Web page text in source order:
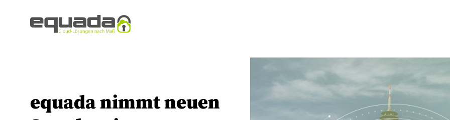
equada nimmt neuen